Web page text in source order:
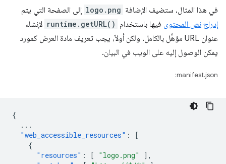
في هذا المثال، ستضيف الإضافة logo.png إلى الصفحة التي يتم
إدراج نص المحتوى فيها باستخدام runtime.getURL() لإنشاء
عنوان URL مؤهَّل بالكامل. ولكن أولاً، يجب تعريف مادة العرض كمورد
يمكن الوصول إليه على الويب في البيان.
manifest.json:
{
...
"web_accessible_resources" :
[
{
"resources" : [ "logo.png"
],